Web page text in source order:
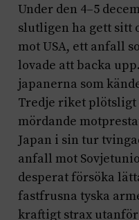
Under den 4–5
slutligen ha gett sitt
mot USA, ett anfall
lovade att backa
japanerna som
Tredje riket plötsligt
mördande
Japan i sin tur
anfall mot
desperat försöka
fastfrusna tyska
kraftigt strax utanför